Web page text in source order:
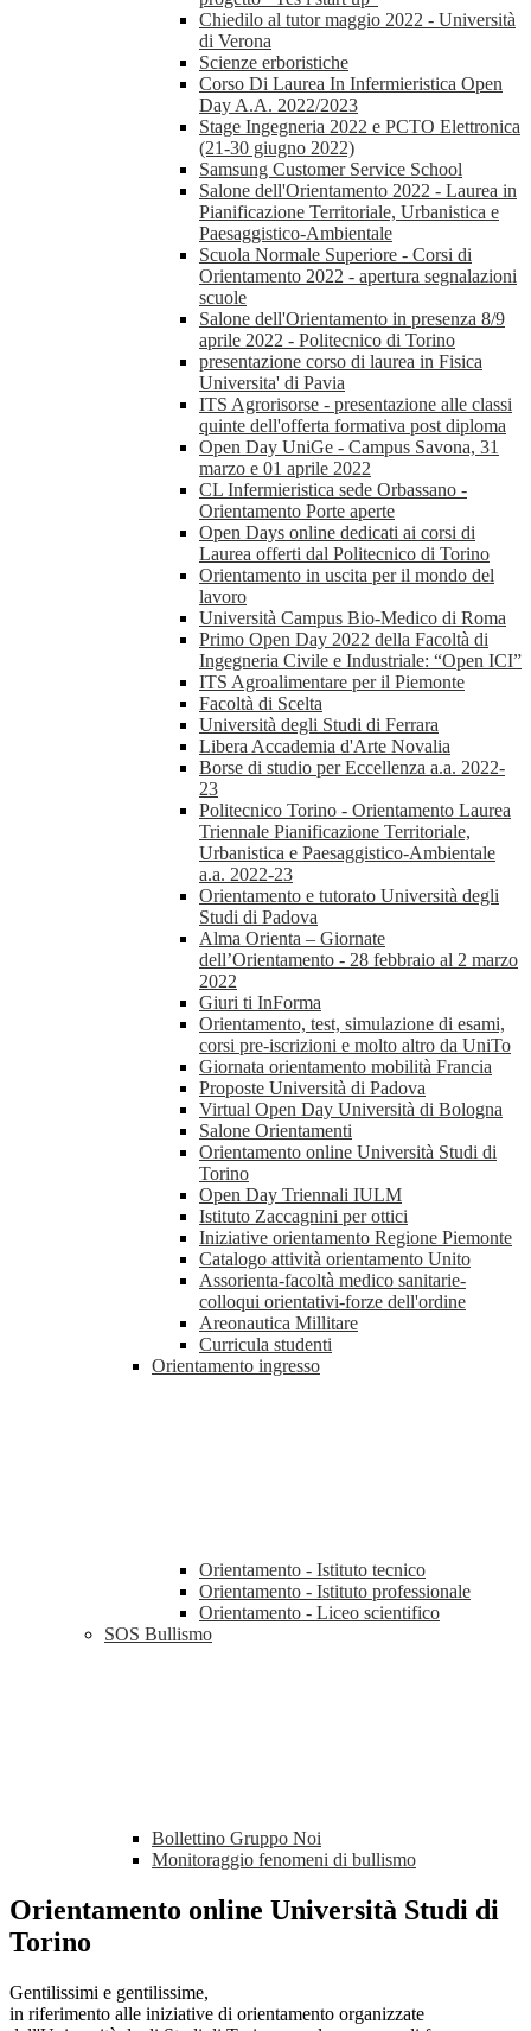
Chiedilo al tutor maggio 2022 - Università
di Verona
Scienze erboristiche
Corso Di Laurea In Infermieristica Open
Day A.A. 2022/2023
Stage Ingegneria 2022 e PCTO Elettronica
(21-30 giugno 2022)
Samsung Customer Service School
Salone dell'Orientamento 2022 - Laurea in
Pianificazione Territoriale, Urbanistica e
Paesaggistico-Ambientale
Scuola Normale Superiore - Corsi di
Orientamento 2022 - apertura segnalazioni
scuole
Salone dell'Orientamento in presenza 8/9
aprile 2022 - Politecnico di Torino
presentazione corso di laurea in Fisica
Universita' di Pavia
ITS Agrorisorse - presentazione alle classi
quinte dell'offerta formativa post diploma
Open Day UniGe - Campus Savona, 31
marzo e 01 aprile 2022
CL Infermieristica sede Orbassano -
Orientamento Porte aperte
Open Days online dedicati ai corsi di
Laurea offerti dal Politecnico di Torino
Orientamento in uscita per il mondo del
lavoro
Università Campus Bio-Medico di Roma
Primo Open Day 2022 della Facoltà di
Ingegneria Civile e Industriale: “Open ICI”
ITS Agroalimentare per il Piemonte
Facoltà di Scelta
Università degli Studi di Ferrara
Libera Accademia d'Arte Novalia
Borse di studio per Eccellenza a.a. 2022-
23
Politecnico Torino - Orientamento Laurea
Triennale Pianificazione Territoriale,
Urbanistica e Paesaggistico-Ambientale
a.a. 2022-23
Orientamento e tutorato Università degli
Studi di Padova
Alma Orienta – Giornate
dell’Orientamento - 28 febbraio al 2 marzo
2022
Giuri ti InForma
Orientamento, test, simulazione di esami,
corsi pre-iscrizioni e molto altro da UniTo
Giornata orientamento mobilità Francia
Proposte Università di Padova
Virtual Open Day Università di Bologna
Salone Orientamenti
Orientamento online Università Studi di
Torino
Open Day Triennali IULM
Istituto Zaccagnini per ottici
Iniziative orientamento Regione Piemonte
Catalogo attività orientamento Unito
Assorienta-facoltà medico sanitarie-
colloqui orientativi-forze dell'ordine
Areonautica Millitare
Curricula studenti
Orientamento ingresso
Orientamento - Istituto tecnico
Orientamento - Istituto professionale
Orientamento - Liceo scientifico
SOS Bullismo
Bollettino Gruppo Noi
Monitoraggio fenomeni di bullismo
Orientamento online Università Studi di
Torino
Gentilissimi e gentilissime,
in riferimento alle iniziative di orientamento organizzate